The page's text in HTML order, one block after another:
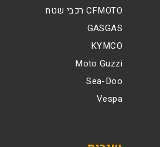
CFMOTO רכבי שטח
GASGAS
KYMCO
Moto Guzzi
Sea-Doo
Vespa